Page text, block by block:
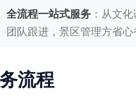
全流程一站式服务 ：从文
团队跟进，景区管理方省心
流程